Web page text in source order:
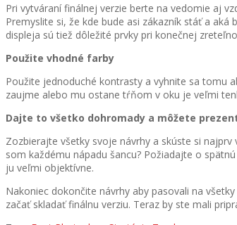
Pri vytváraní finálnej verzie berte na vedomie aj
Premyslite si, že kde bude asi zákazník stáť a
displeja sú tiež dôležité prvky pri konečnej
Použite vhodné farby
Použite jednoduché kontrasty a vyhnite sa tomu
zaujme alebo mu ostane tŕňom v oku je veľmi
Dajte to všetko dohromady a môžete
Zozbierajte všetky svoje návrhy a skúste si
som každému nápadu šancu? Požiadajte o
ju veľmi objektívne.
Nakoniec dokončite návrhy aby pasovali na
začať skladať finálnu verziu. Teraz by ste mali